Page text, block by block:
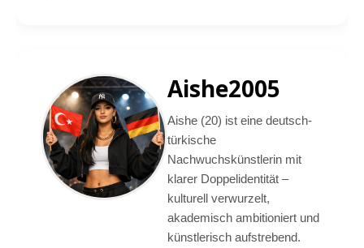
Aishe2005
Aishe (20) ist eine deutsch-
türkische
Nachwuchskünstlerin mit
klarer Doppelidentität –
kulturell verwurzelt,
akademisch ambitioniert und
künstlerisch aufstrebend.